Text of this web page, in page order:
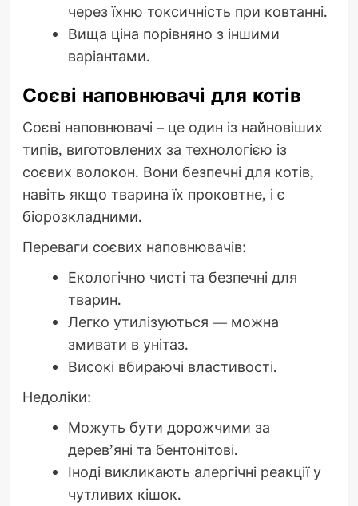
через їхню токсичність при ковтанні.
Вища ціна порівняно з іншими
варіантами.
Соєві наповнювачі для котів
Соєві наповнювачі – це один із найновіших
типів, виготовлених за технологією із
соєвих волокон. Вони безпечні для котів,
навіть якщо тварина їх проковтне, і є
біорозкладними.
Переваги соєвих наповнювачів:
Екологічно чисті та безпечні для
тварин.
Легко утилізуються — можна
змивати в унітаз.
Високі вбираючі властивості.
Недоліки:
Можуть бути дорожчими за
дерев’яні та бентонітові.
Іноді викликають алергічні реакції у
чутливих кішок.